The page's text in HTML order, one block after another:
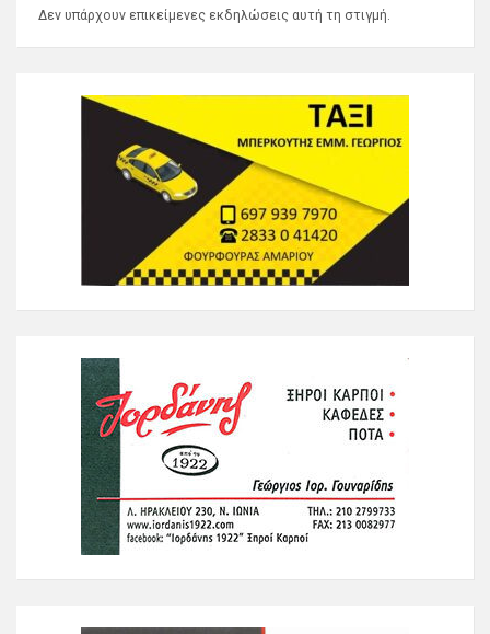
Δεν υπάρχουν επικείμενες εκδηλώσεις αυτή τη στιγμή.